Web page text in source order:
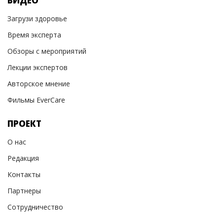
Загрузи здоровье
Время эксперта
Обзоры с мероприятий
Лекции экспертов
Авторское мнение
Фильмы EverCare
ПРОЕКТ
О нас
Редакция
Контакты
Партнеры
Сотрудничество